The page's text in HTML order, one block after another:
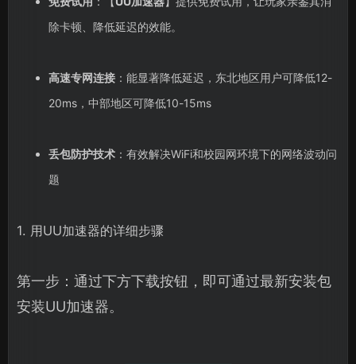
除卡顿、降低延迟的效能。
高速专网连接：能显著降低延迟，东北地区用户可降低12-
20ms，中部地区可降低10-15ms
丢包防护技术：有效解决WiFi和校园网环境下的网络波动问
题
1. 用UU加速器的详细步骤
第一步：通过下方下载按钮，即可通过最新安装包
安装UU加速器。